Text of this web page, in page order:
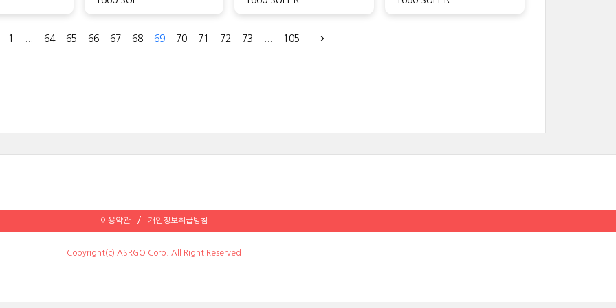
1 64 65 66 67 68 69 70 71 72 73 105
이용약관 개인정보취급방침
Copyright(c) ASRGO Corp. All Right Reserved